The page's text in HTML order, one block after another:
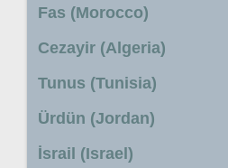
Fas (Morocco)
Cezayir (Algeria)
Tunus (Tunisia)
Ürdün (Jordan)
İsrail (Israel)